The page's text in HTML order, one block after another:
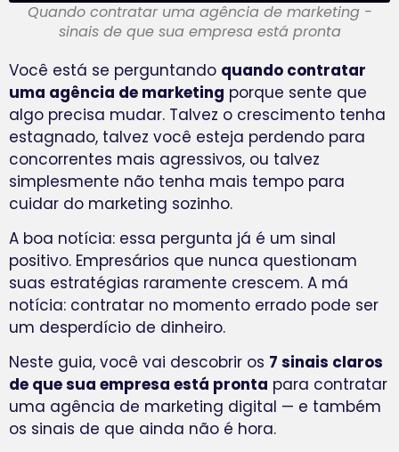
Quando contratar uma agência de marketing -
sinais de que sua empresa está pronta
Você está se perguntando quando contratar
uma agência de marketing porque sente que
algo precisa mudar. Talvez o crescimento tenha
estagnado, talvez você esteja perdendo para
concorrentes mais agressivos, ou talvez
simplesmente não tenha mais tempo para
cuidar do marketing sozinho.
A boa notícia: essa pergunta já é um sinal
positivo. Empresários que nunca questionam
suas estratégias raramente crescem. A má
notícia: contratar no momento errado pode ser
um desperdício de dinheiro.
Neste guia, você vai descobrir os 7 sinais claros
de que sua empresa está pronta para contratar
uma agência de marketing digital — e também
os sinais de que ainda não é hora.